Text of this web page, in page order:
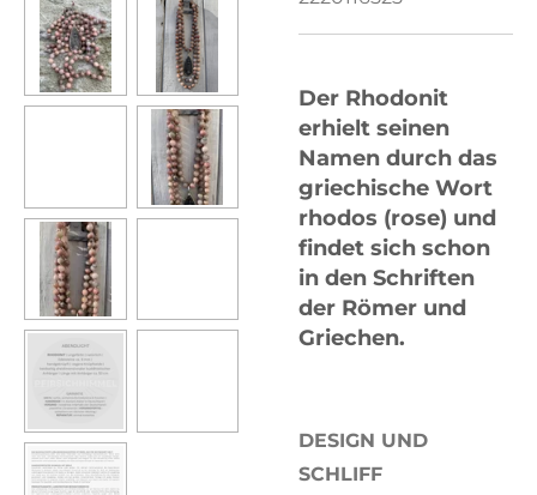
Der Rhodonit
erhielt seinen
Namen durch das
griechische Wort
rhodos (rose) und
findet sich schon
in den Schriften
der Römer und
Griechen.
DESIGN UND
SCHLIFF